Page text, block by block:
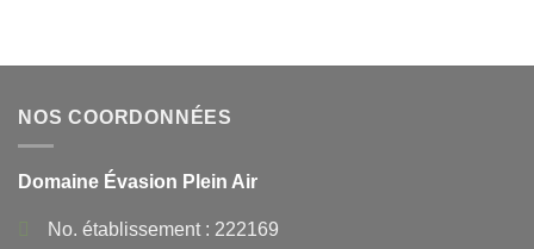
NOS COORDONNÉES
Domaine Évasion Plein Air
No. établissement : 222169